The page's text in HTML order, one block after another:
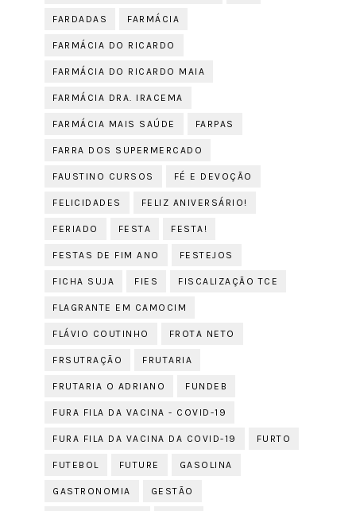
FARDADAS FARMÁCIA
FARMÁCIA DO RICARDO
FARMÁCIA DO RICARDO MAIA
FARMÁCIA DRA. IRACEMA
FARMÁCIA MAIS SAÚDE FARPAS
FARRA DOS SUPERMERCADO
FAUSTINO CURSOS FÉ E DEVOÇÃO
FELICIDADES FELIZ ANIVERSÁRIO!
FERIADO FESTA FESTA!
FESTAS DE FIM ANO FESTEJOS
FICHA SUJA FIES FISCALIZAÇÃO TCE
FLAGRANTE EM CAMOCIM
FLÁVIO COUTINHO FROTA NETO
FRSUTRAÇÃO FRUTARIA
FRUTARIA O ADRIANO FUNDEB
FURA FILA DA VACINA - COVID-19
FURA FILA DA VACINA DA COVID-19 FURTO
FUTEBOL FUTURE GASOLINA
GASTRONOMIA GESTÃO